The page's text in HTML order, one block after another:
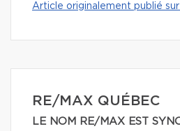
Article originalement publié
RE/MAX QUÉBEC
LE NOM RE/MAX EST